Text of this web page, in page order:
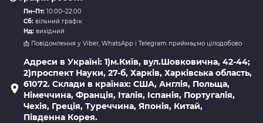
Пн–Пт: 10:00–22:00
Сб: вільний графік
Нд: вихідний
📩 Повідомлення у Viber, WhatsApp і Telegram приймаємо цілодобово
Адреси в Україні: 1)м.Київ, вул.Шовковична, 42-44;
2)проспект Науки, 27-б, Харків, Харківська область,
61072. Склади в країнах: США, Англія, Польща,
Німеччина, Франція, Італія, Іспанія, Португалія,
Чехія, Греція, Туреччина, Японія, Китай,
Південна Корея.